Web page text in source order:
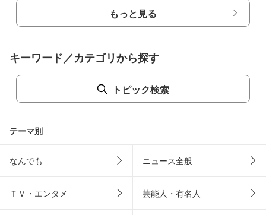
もっと見る
キーワード／カテゴリから探す
トピック検索
テーマ別
なんでも ニュース全般
ＴＶ・エンタメ 芸能人・有名人